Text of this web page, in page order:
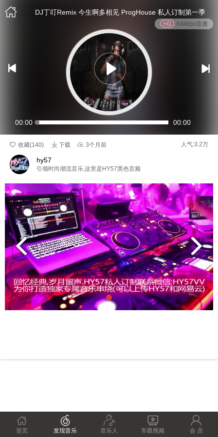
 DJ丁叮Remix 今生啊多相见 ProgHouse 私人订制第一季
64kbps音质
 
00:00 00:00
 收藏(140)  下载  3个月前 人气:3.2万
hy57
引领时尚潮流音乐,这里是HY57黑色音频

首页

发现音乐

音乐人

车载视频

会 员